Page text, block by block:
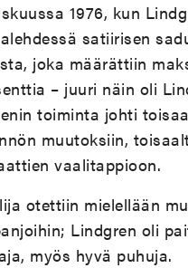
1976, kun
satiirisen
joka määrättiin
– juuri näin oli
toiminta johti
muutoksiin,
vaalitappioon.
otettiin mielellään
Lindgren oli
myös hyvä puhuja.